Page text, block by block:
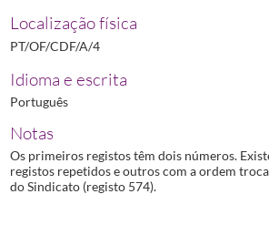
Localização física
PT/OF/CDF/A/4
Idioma e escrita
Português
Notas
Os primeiros registos têm dois números.
registos repetidos e outros com a ordem
do Sindicato (registo 574).